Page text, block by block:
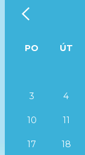
PO ÚT
3 4
10 11
17 18